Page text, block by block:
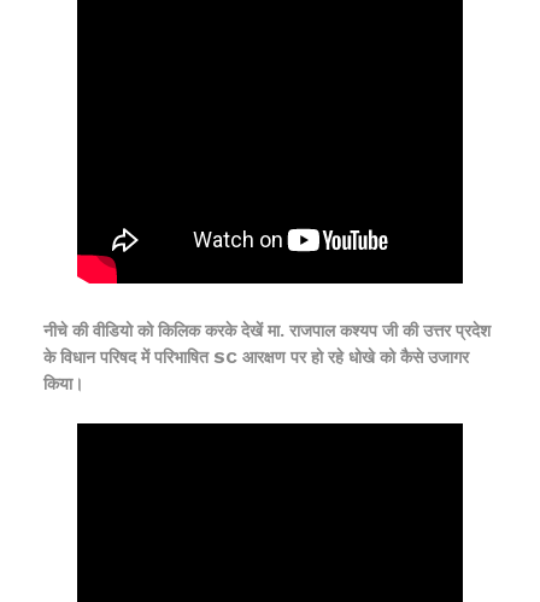
नीचे की वीडियो को किलिक करके देखें मा. राजपाल कश्यप जी की उत्तर प्रदेश
के विधान परिषद में परिभाषित SC आरक्षण पर हो रहे धोखे को कैसे उजागर
किया।